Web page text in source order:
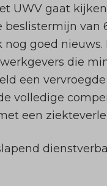
UWV gaat
beslistermijn van
nog goed
die
een
volledige
een